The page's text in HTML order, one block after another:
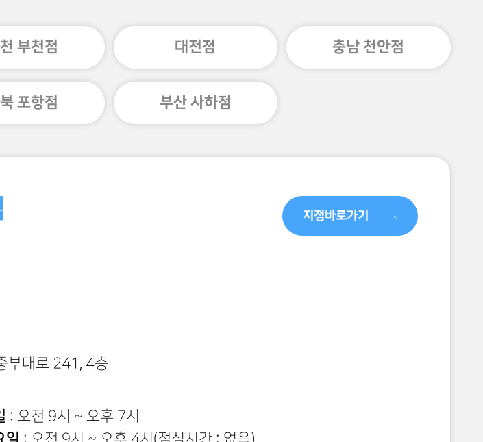
부천점 대전점 충남 천안점
포항점 부산 사하점
지점바로가기
(야간진료): 오전 9시 30분 ~ 오후 9시